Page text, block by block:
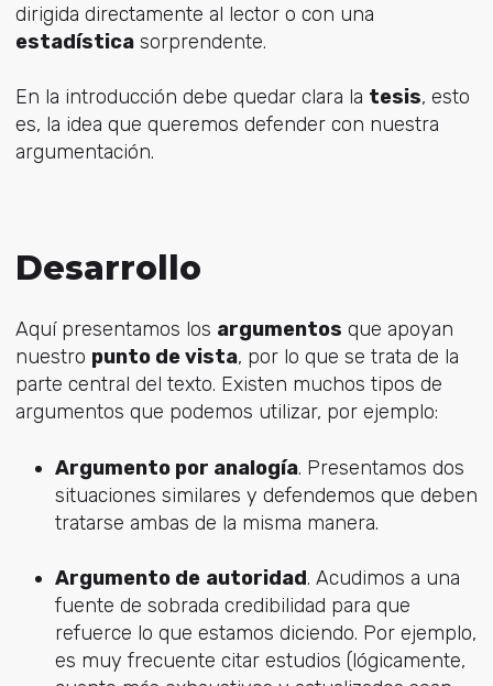
dirigida directamente al lector o con una
estadísticasorprendente.
En la introducción debe quedar clara la tesis, esto
es, la idea que queremos defender con nuestra
argumentación.
Desarrollo
Aquí presentamos los argumentos que apoyan
nuestro punto de vista, por lo que se trata de la
parte central del texto. Existen muchos tipos de
argumentos que podemos utilizar, por ejemplo:
Argumento por analogía. Presentamos dos
situaciones similares y defendemos que deben
tratarse ambas de la misma manera.
Argumento de autoridad. Acudimos a una
fuente de sobrada credibilidad para que
refuerce lo que estamos diciendo. Por ejemplo,
es muy frecuente citar estudios (lógicamente,